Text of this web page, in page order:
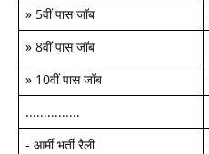
» 5वीं पास जॉब
» 8वीं पास जॉब
» 10वीं पास जॉब
...............
- आर्मी भर्ती रैली